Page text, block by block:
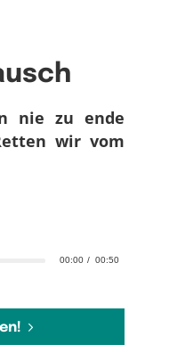
00:00 00:50
nie zu ende
wir vom